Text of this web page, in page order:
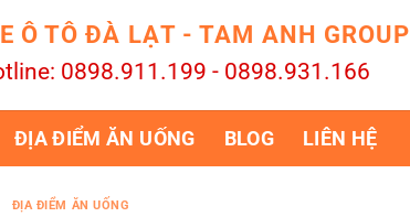
Ô TÔ ĐÀ LẠT - TAM ANH GROUP
0898.911.199 - 0898.931.166
ĐỊA ĐIỂM ĂN UỐNG BLOG LIÊN HỆ
ĐỊA ĐIỂM ĂN UỐNG